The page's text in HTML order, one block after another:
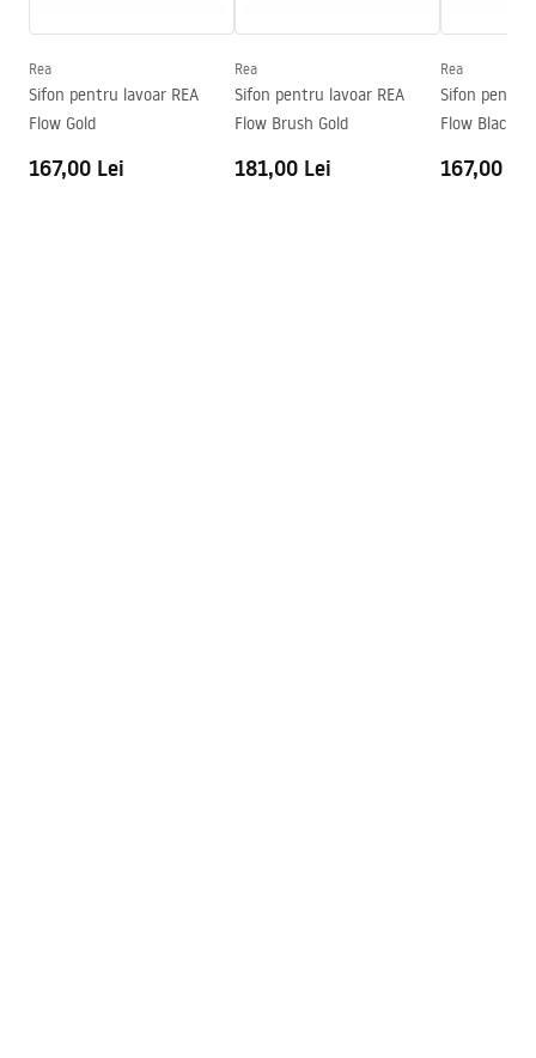
Formă
Preaplin
Da Nu
Rea
Sifon pentru lavoar REA
Flow Gold
167,00 Lei
Rea
Sifon pentru lavoar REA
Flow Brush Gold
181,00 Lei
Rea
Sifon pentru
Flow Black
167,00 Lei